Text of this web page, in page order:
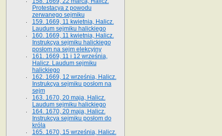
Protestacya z powodu
zerwanego sejmiku
159. 1669, 11 kwietnia, Halicz.
Laudum sejmiku halickiego
160. 1669, 11 kwietnia, Halicz.
Instrukcya sejmiku halickiego
posłom na sejm elekcyjny
161. 1669, 11 i 12 września,
Halicz. Laudum sejmiku
halickiego
162. 1669, 12 września, Halicz.
Instrukcya sejmiku posłom na
sejm
163. 1670, 20 maja, Halicz.
Laudum sejmiku halickiego
164. 1670, 20 maja, Halicz.
Instrukcya sejmiku posłom do
króla
165. 1670, 15 września, Halicz.